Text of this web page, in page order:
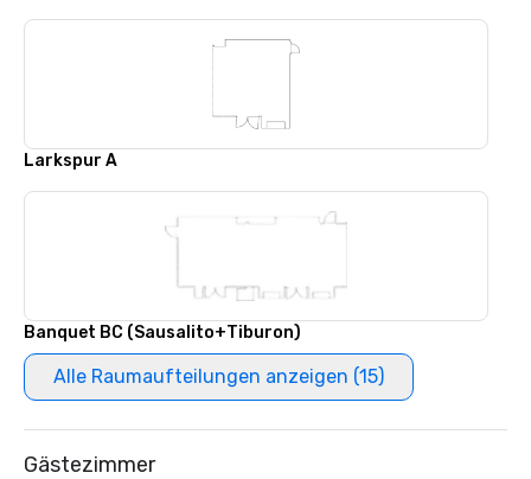
Larkspur A
Banquet BC (Sausalito+Tiburon)
Alle Raumaufteilungen anzeigen (15)
Gästezimmer